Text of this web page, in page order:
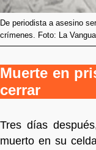
De periodista a asesino
crímenes. Foto: La
Muerte en
cerrar
Tres días
muerto en su